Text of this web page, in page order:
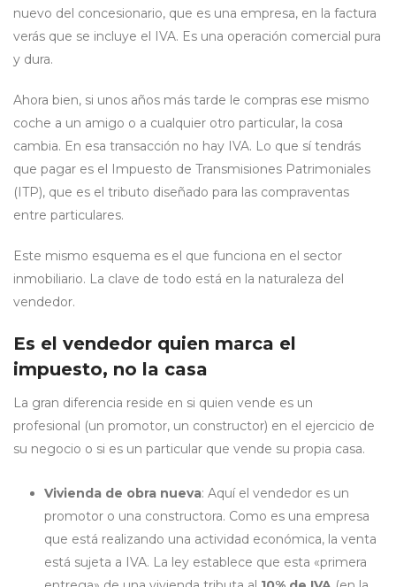
nuevo del concesionario, que es una empresa, en la factura
verás que se incluye el IVA. Es una operación comercial pura
y dura.
Ahora bien, si unos años más tarde le compras ese mismo
coche a un amigo o a cualquier otro particular, la cosa
cambia. En esa transacción no hay IVA. Lo que sí tendrás
que pagar es el Impuesto de Transmisiones Patrimoniales
(ITP), que es el tributo diseñado para las compraventas
entre particulares.
Este mismo esquema es el que funciona en el sector
inmobiliario. La clave de todo está en la naturaleza del
vendedor.
Es el vendedor quien marca el
impuesto, no la casa
La gran diferencia reside en si quien vende es un
profesional (un promotor, un constructor) en el ejercicio de
su negocio o si es un particular que vende su propia casa.
Vivienda de obra nueva: Aquí el vendedor es un
promotor o una constructora. Como es una empresa
que está realizando una actividad económica, la venta
está sujeta a IVA. La ley establece que esta «primera